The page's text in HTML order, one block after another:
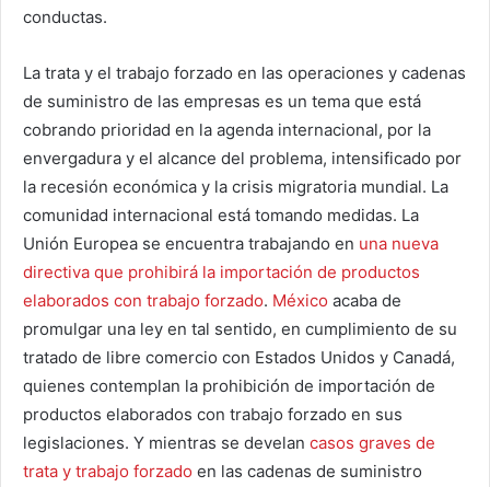
conductas.
La trata y el trabajo forzado en las operaciones y cadenas
de suministro de las empresas es un tema que está
cobrando prioridad en la agenda internacional, por la
envergadura y el alcance del problema, intensificado por
la recesión económica y la crisis migratoria mundial. La
comunidad internacional está tomando medidas. La
Unión Europea se encuentra trabajando en una nueva
directiva que prohibirá la importación de productos
elaborados con trabajo forzado. México acaba de
promulgar una ley en tal sentido, en cumplimiento de su
tratado de libre comercio con Estados Unidos y Canadá,
quienes contemplan la prohibición de importación de
productos elaborados con trabajo forzado en sus
legislaciones. Y mientras se develan casos graves de
trata y trabajo forzado en las cadenas de suministro